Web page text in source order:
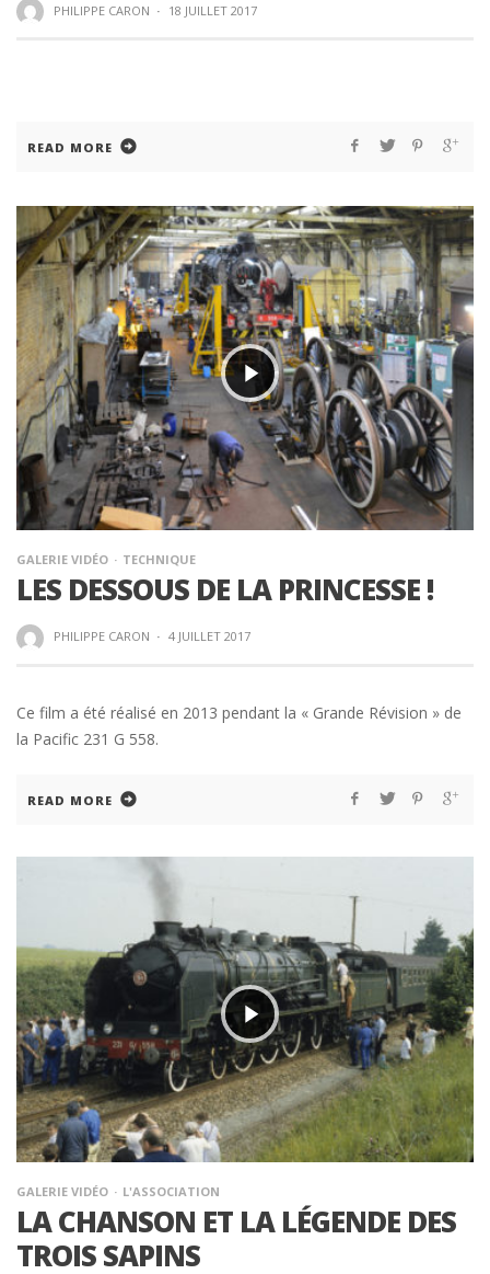
PHILIPPE CARON · 18 JUILLET 2017
READ MORE
GALERIE VIDÉO TECHNIQUE
LES DESSOUS DE LA PRINCESSE !
PHILIPPE CARON · 4 JUILLET 2017
Ce film a été réalisé en 2013 pendant la « Grande Révision » de
la Pacific 231 G 558.
READ MORE
GALERIE VIDÉO L'ASSOCIATION
LA CHANSON ET LA LÉGENDE DES
TROIS SAPINS